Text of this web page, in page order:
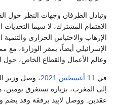
وتبادل الطرفان وجهات النظر حول
الاهتمام المشترك، لا سيما
الإرهاب والاحتباس الحراري
الإسرائيلي أيضاً، بمقر الوزارة،
وعالم الأعمال والقطاع الخاص، حول
في 11 أغسطس 2021، وصل وزير
إلى المغرب، بزيارة تستغرق
عقدين. ووصل لاپيد برفقة وفد يضم